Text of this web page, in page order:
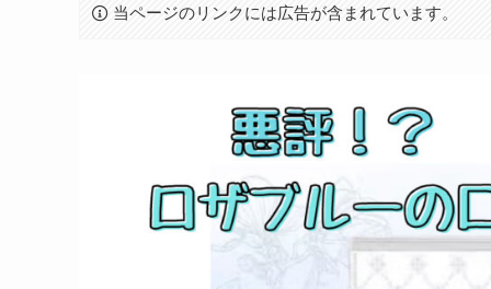
当ページのリンクには広告が含まれています。